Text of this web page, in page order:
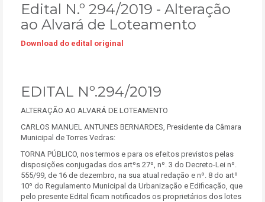
Edital N.º 294/2019 - Alteração
ao Alvará de Loteamento
Download do edital original
EDITAL Nº.294/2019
ALTERAÇÃO AO ALVARÁ DE LOTEAMENTO
CARLOS MANUEL ANTUNES BERNARDES, Presidente da Câmara
Municipal de Torres Vedras:
TORNA PÚBLICO, nos termos e para os efeitos previstos pelas
disposições conjugadas dos artºs 27º, nº. 3 do Decreto-Lei nº.
555/99, de 16 de dezembro, na sua atual redação e nº. 8 do artº
10º do Regulamento Municipal da Urbanização e Edificação, que
pelo presente Edital ficam notificados os proprietários dos lotes